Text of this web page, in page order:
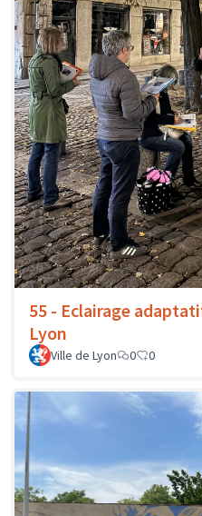
55 - Eclairage
Lyon
Ville de Lyon 0 0